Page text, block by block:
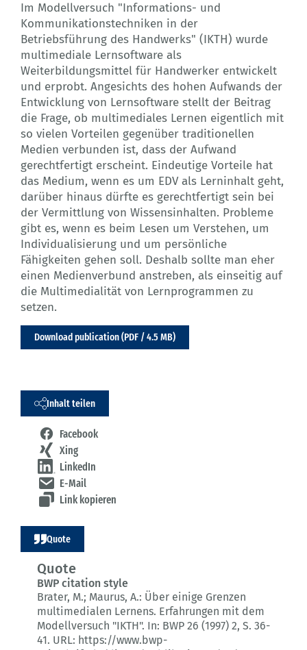
Im Modellversuch "Informations- und
Kommunikationstechniken in der
Betriebsführung des Handwerks" (IKTH) wurde
multimediale Lernsoftware als
Weiterbildungsmittel für Handwerker entwickelt
und erprobt. Angesichts des hohen Aufwands der
Entwicklung von Lernsoftware stellt der Beitrag
die Frage, ob multimediales Lernen eigentlich mit
so vielen Vorteilen gegenüber traditionellen
Medien verbunden ist, dass der Aufwand
gerechtfertigt erscheint. Eindeutige Vorteile hat
das Medium, wenn es um EDV als Lerninhalt geht,
darüber hinaus dürfte es gerechtfertigt sein bei
der Vermittlung von Wissensinhalten. Probleme
gibt es, wenn es beim Lesen um Verstehen, um
Individualisierung und um persönliche
Fähigkeiten gehen soll. Deshalb sollte man eher
einen Medienverbund anstreben, als einseitig auf
die Multimedialität von Lernprogrammen zu
setzen.
Download publication (PDF / 4.5 MB)
Inhalt teilen
Facebook
Xing
LinkedIn
E-Mail
Link kopieren
Quote
Quote
BWP citation style
Brater, M.; Maurus, A.: Über einige Grenzen
multimedialen Lernens. Erfahrungen mit dem
Modellversuch "IKTH". In: BWP 26 (1997) 2, S. 36-
41. URL: https://www.bwp-